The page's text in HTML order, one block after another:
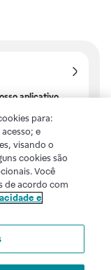
aplicativo
exclusivos!
para:
e
visando o
cookies são
Você
de acordo com
e